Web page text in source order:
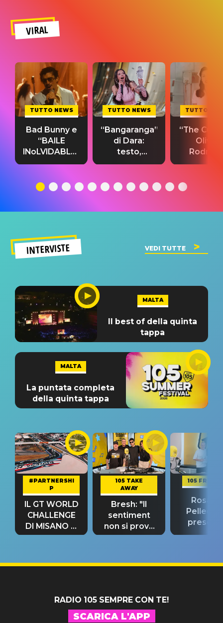
VIRAL
TUTTO NEWS
Bad Bunny e
“BAILE
INoLVIDABLE”:
testo,
significato
TUTTO NEWS
“Bangaranga”
di Dara:
testo,
traduzione e
del singolo
TUTTO
“The
Olivia
testo,
INTERVISTE VEDI TUTTE
MALTA
Il best of della quinta
tappa
MALTA
La puntata completa
della quinta tappa
#PARTNERSHI
P
IL GT WORLD
CHALLENGE
DI MISANO si
riconferma
105 TAKE
AWAY
Bresh: "Il
sentiment
non si prova
fino alla notte
105
Rosario
“Così
RADIO 105 SEMPRE CON TE!
SCARICA L'APP